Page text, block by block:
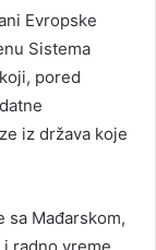
Evropske
Sistema
pored
iz država koje
sa Mađarskom,